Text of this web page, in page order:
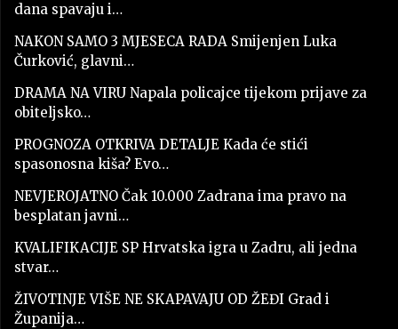
dana spavaju i…
NAKON SAMO 3 MJESECA RADA Smijenjen Luka
Čurković, glavni…
DRAMA NA VIRU Napala policajce tijekom prijave za
obiteljsko…
PROGNOZA OTKRIVA DETALJE Kada će stići
spasonosna kiša? Evo…
NEVJEROJATNO Čak 10.000 Zadrana ima pravo na
besplatan javni…
KVALIFIKACIJE SP Hrvatska igra u Zadru, ali jedna
stvar…
ŽIVOTINJE VIŠE NE SKAPAVAJU OD ŽEĐI Grad i
Županija…